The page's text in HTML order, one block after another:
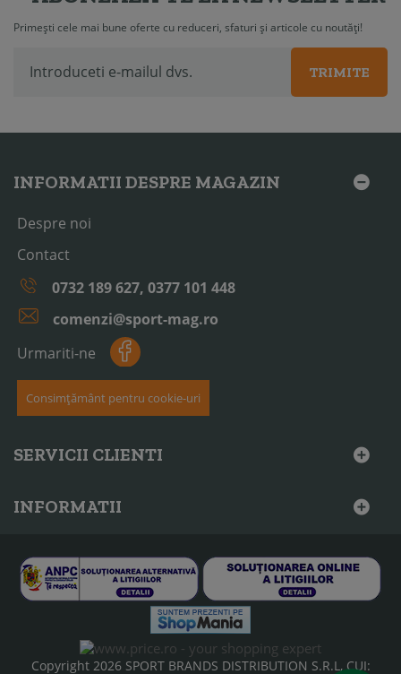
Primești cele mai bune oferte cu reduceri, sfaturi și articole cu noutăți!
TRIMITE
INFORMATII DESPRE MAGAZIN
Despre noi
Contact
0732 189 627, 0377 101 448
comenzi@sport-mag.ro
Urmariti-ne
Consimțământ pentru cookie-uri
SERVICII CLIENTI
INFORMATII
Copyright 2026 SPORT BRANDS DISTRIBUTION S.R.L, CUI: